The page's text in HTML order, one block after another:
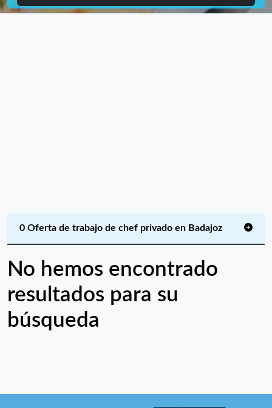
0 Oferta de trabajo de chef privado en Badajoz
No hemos encontrado
resultados para su
búsqueda